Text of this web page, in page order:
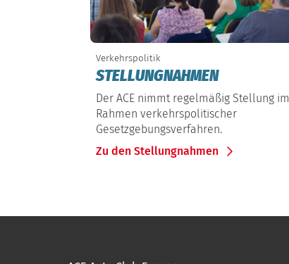
Verkehrspolitik
STELLUNGNAHMEN
Der ACE nimmt regelmäßig Stellung im
Rahmen verkehrspolitischer
Gesetzgebungsverfahren.
Zu den Stellungnahmen